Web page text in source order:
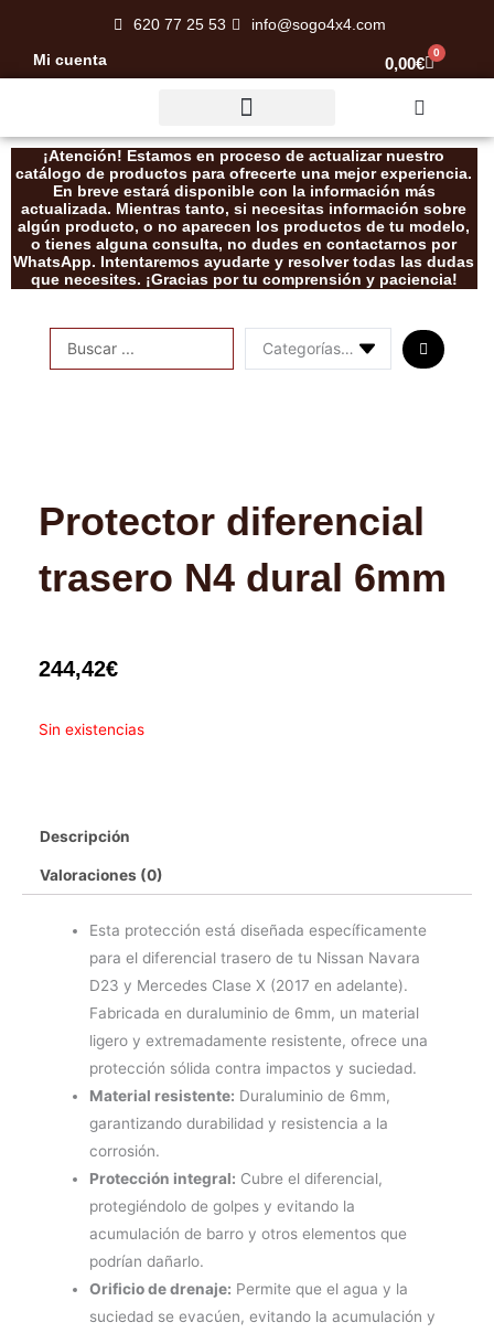
contenido
620 77 25 53 info@sogo4x4.com
Mi cuenta 0,00€
0
Carrito
¡Atención! Estamos en proceso de actualizar nuestro
catálogo de productos para ofrecerte una mejor experiencia.
En breve estará disponible con la información más
actualizada. Mientras tanto, si necesitas información sobre
algún producto, o no aparecen los productos de tu modelo,
o tienes alguna consulta, no dudes en contactarnos por
WhatsApp. Intentaremos ayudarte y resolver todas las dudas
que necesites. ¡Gracias por tu comprensión y paciencia!
Search
...
Protector diferencial
trasero N4 dural 6mm
244,42€
Sin existencias
Descripción
Valoraciones (0)
Esta protección está diseñada específicamente
para el diferencial trasero de tu Nissan Navara
D23 y Mercedes Clase X (2017 en adelante).
Fabricada en duraluminio de 6mm, un material
ligero y extremadamente resistente, ofrece una
protección sólida contra impactos y suciedad.
Material resistente: Duraluminio de 6mm,
garantizando durabilidad y resistencia a la
corrosión.
Protección integral: Cubre el diferencial,
protegiéndolo de golpes y evitando la
acumulación de barro y otros elementos que
podrían dañarlo.
Orificio de drenaje: Permite que el agua y la
suciedad se evacúen, evitando la acumulación y